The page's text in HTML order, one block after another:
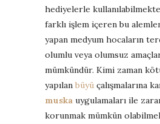
hediyelerle
farklı işlem içeren bu
yapan medyum hocaların
olumlu veya olumsuz
mümkündür. Kimi zaman
yapılan büyü çalışmalarına
muska uygulamaları ile
korunmak mümkün